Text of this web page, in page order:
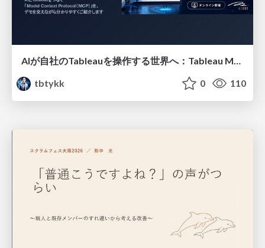
AIが自社のTableauを操作する世界へ：Tableau MCP超入門
tbtykk
0 110